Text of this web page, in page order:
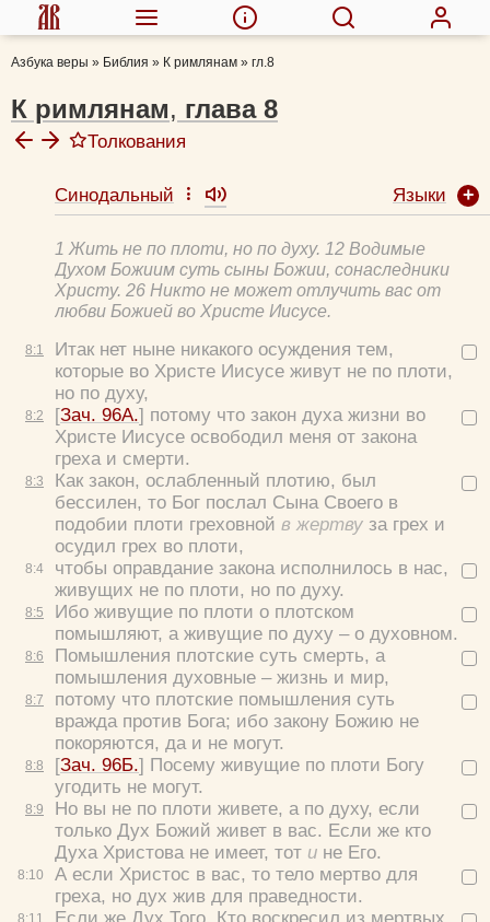
Азбука веры » Библия » К римлянам » гл.8
К римлянам, глава 8
Толкования
Ефрем Сирин, прп.
Толковая Библия А.П. Лопухина
Аверкий (Таушев), архиеп.
Феодорит Кирский, блж.
8:1
8:2
8:3
8:4
8:5
8:6
8:7
8:8
8:9
8:10
8:11
Синодальный Языки
1 Жить не по плоти, но по духу. 12 Водимые
Духом Божиим суть сыны Божии, сонаследники
Христу. 26 Никто не может отлучить вас от
любви Божией во Христе Иисусе.
Итак нет ныне никакого осуждения тем,
которые во Христе Иисусе живут не по плоти,
но по духу,
[Зач. 96А.] потому что закон духа жизни во
Христе Иисусе освободил меня от закона
греха и смерти.
Как закон, ослабленный плотию, был
бессилен, то Бог послал Сына Своего в
подобии плоти греховной в жертву за грех и
осудил грех во плоти,
чтобы оправдание закона исполнилось в нас,
живущих не по плоти, но по духу.
Ибо живущие по плоти о плотском
помышляют, а живущие по духу – о духовном.
Помышления плотские суть смерть, а
помышления духовные – жизнь и мир,
потому что плотские помышления суть
вражда против Бога; ибо закону Божию не
покоряются, да и не могут.
[Зач. 96Б.] Посему живущие по плоти Богу
угодить не могут.
Но вы не по плоти живете, а по духу, если
только Дух Божий живет в вас. Если же кто
Духа Христова не имеет, тот и не Его.
А если Христос в вас, то тело мертво для
греха, но дух жив для праведности.
Если же Дух Того, Кто воскресил из мертвых